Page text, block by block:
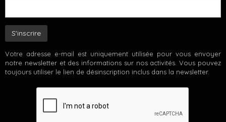
Votre adresse e-mail est uniquement utilisée pour vous envoyer
notre newsletter et des informations sur nos activités. Vous pouvez
toujours utiliser le lien de désinscription inclus dans la newsletter.